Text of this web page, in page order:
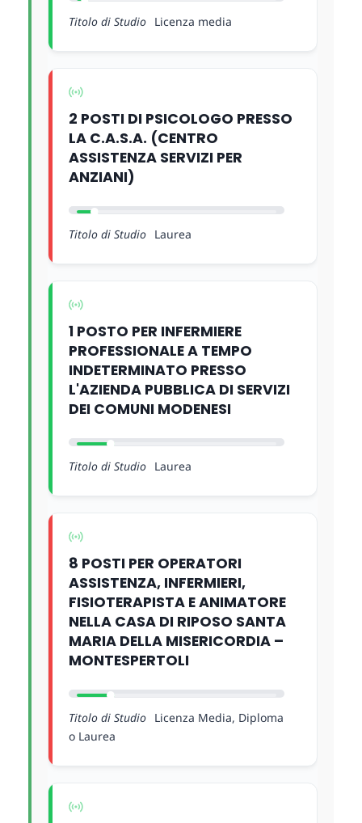
Titolo di Studio Licenza media
2 POSTI DI PSICOLOGO PRESSO
LA C.A.S.A. (CENTRO
ASSISTENZA SERVIZI PER
ANZIANI)
Titolo di Studio Laurea
1 POSTO PER INFERMIERE
PROFESSIONALE A TEMPO
INDETERMINATO PRESSO
L'AZIENDA PUBBLICA DI SERVIZI
DEI COMUNI MODENESI
Titolo di Studio Laurea
8 POSTI PER OPERATORI
ASSISTENZA, INFERMIERI,
FISIOTERAPISTA E ANIMATORE
NELLA CASA DI RIPOSO SANTA
MARIA DELLA MISERICORDIA –
MONTESPERTOLI
Titolo di Studio Licenza Media, Diploma
o Laurea